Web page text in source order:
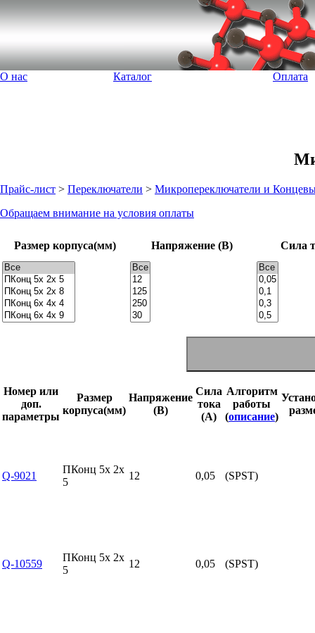
О нас Каталог Оплата
Прайс-лист > Переключатели > Микропереключатели и
Обращаем внимание на условия оплаты
Размер корпуса(мм) Напряжение (В) Сила
Номер или
доп.
параметры
Размер
корпуса(мм)
Напряжение
(В)
Сила
тока
(А)
Алгоритм
работы
(описание)
Q-9021
ПКонц 5x 2x
5
12 0,05 (SPST)
Q-10559
ПКонц 5x 2x
5
12 0,05 (SPST)